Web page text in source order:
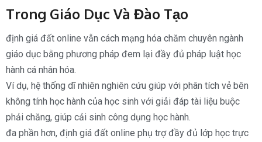
Trong Giáo Dục Và Đào Tạo
định giá đất online vẫn cách mạng hóa chăm chuyên ngành
giáo dục bằng phương pháp đem lại đầy đủ pháp luật học
hành cá nhân hóa.
Ví dụ, hệ thống dĩ nhiên nghiên cứu giúp với phân tích vẻ bên
không tính học hành của học sinh với giải đáp tài liệu buộc
phải chăng, giúp cải sinh công dụng học hành.
đa phần hơn, định giá đất online phụ trợ đầy đủ lớp học trực